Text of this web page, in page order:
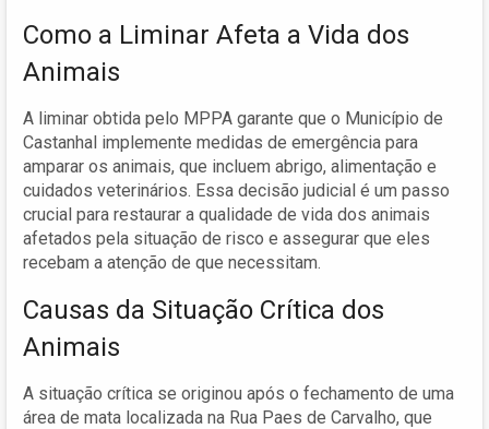
Como a Liminar Afeta a Vida dos
Animais
A liminar obtida pelo MPPA garante que o Município de
Castanhal implemente medidas de emergência para
amparar os animais, que incluem abrigo, alimentação e
cuidados veterinários. Essa decisão judicial é um passo
crucial para restaurar a qualidade de vida dos animais
afetados pela situação de risco e assegurar que eles
recebam a atenção de que necessitam.
Causas da Situação Crítica dos
Animais
A situação crítica se originou após o fechamento de uma
área de mata localizada na Rua Paes de Carvalho, que